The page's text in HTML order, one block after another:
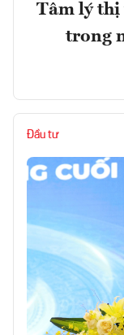
Tâm lý
trong
Đầu tư